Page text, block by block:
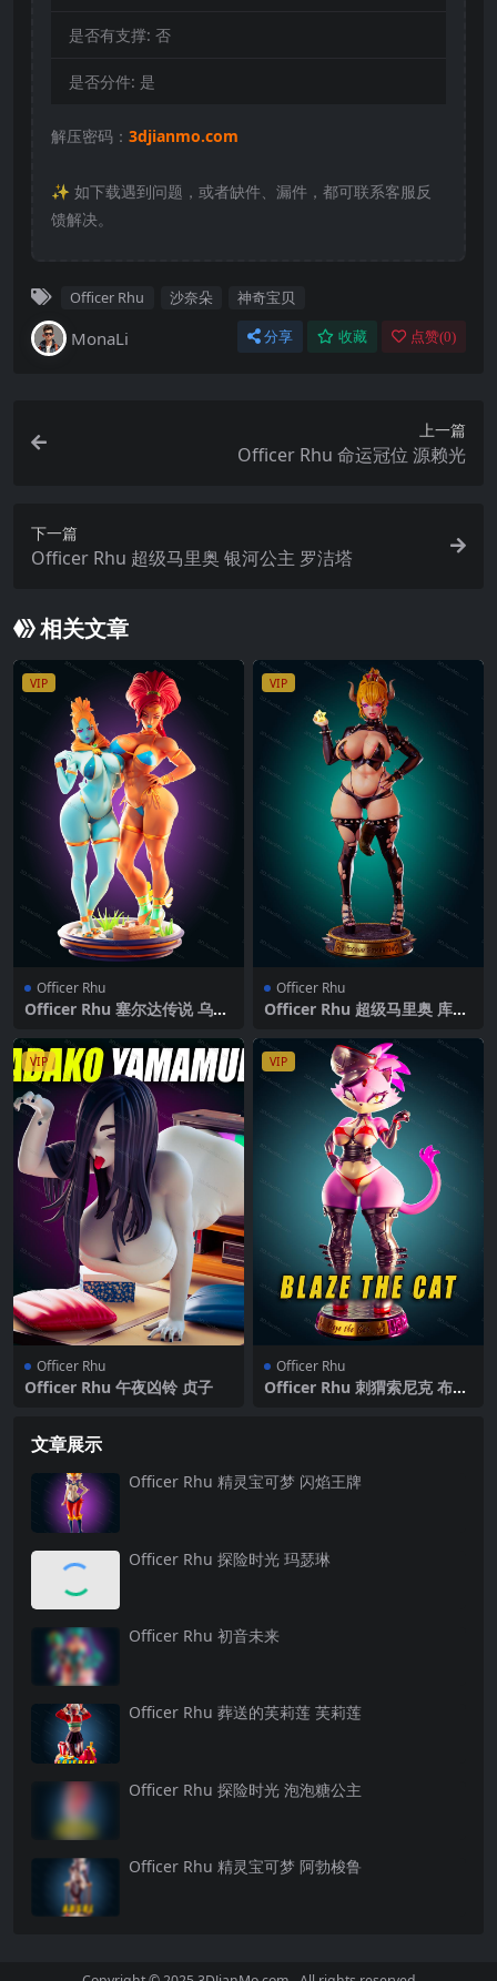
是否有支撑: 否
是否分件: 是
解压密码： 3djianmo.com
✨️ 如下载遇到问题，或者缺件、漏件，都可联系客服反
馈解决。
Officer Rhu 沙奈朵 神奇宝贝
MonaLi 分享 收藏 点赞(0)
上一篇
Officer Rhu 命运冠位 源赖光
下一篇
Officer Rhu 超级马里奥 银河公主 罗洁塔
相关文章
VIP
Officer Rhu
Officer Rhu 塞尔达传说 乌尔
VIP
Officer Rhu
Officer Rhu 超级马里奥 库巴
VIP
Officer Rhu
Officer Rhu 午夜凶铃 贞子
VIP
Officer Rhu
Officer Rhu 刺猬索尼克 布蕾
文章展示
Officer Rhu 精灵宝可梦 闪焰王牌
Officer Rhu 探险时光 玛瑟琳
Officer Rhu 初音未来
Officer Rhu 葬送的芙莉莲 芙莉莲
Officer Rhu 探险时光 泡泡糖公主
Officer Rhu 精灵宝可梦 阿勃梭鲁